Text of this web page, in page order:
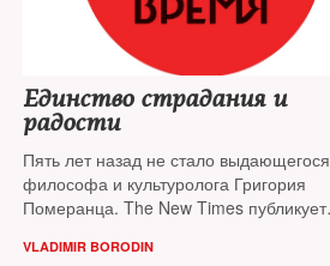
Единство страдания и
радости
Пять лет назад не стало выдающегося
философа и культуролога Григория
Померанца. The New Times публикует
VLADIMIR BORODIN